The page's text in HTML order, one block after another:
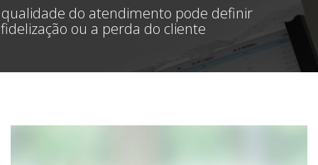
do atendimento pode definir
ou a perda do cliente